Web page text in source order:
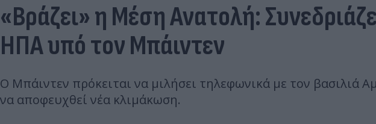
«Βράζει» η Μέση Ανατολή:
ΗΠΑ υπό τον Μπάιντεν
Ο Μπάιντεν πρόκειται να μιλήσει τηλεφωνικά με τον βασιλιά
να αποφευχθεί νέα κλιμάκωση.